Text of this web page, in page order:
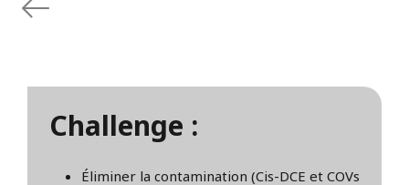
Challenge :
Éliminer la contamination (Cis-DCE et COVs